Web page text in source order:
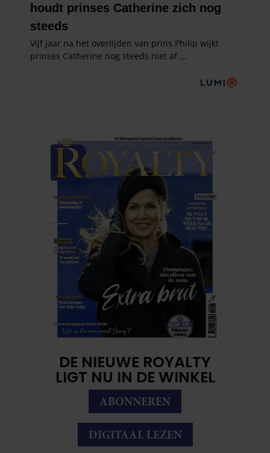
DE NIEUWE ROYALTY
LIGT NU IN DE WINKEL
ABONNEREN
DIGITAAL LEZEN